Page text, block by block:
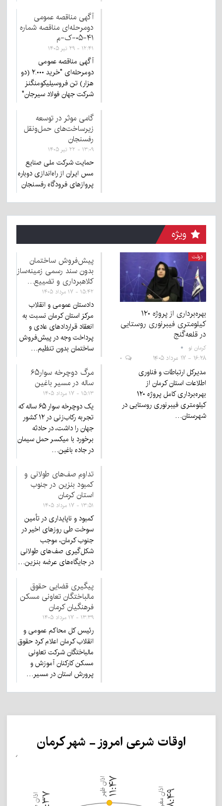
آگهی مناقصه عمومی
دومرحله‌ای مناقصه شماره
۴۱-۰۵-ک-م
۱۲:۴۱ - ۲۹ تیر ۱۴۰۵
آگهی مناقصه عمومی
دومرحله‌ای "خرید ۲.۰۰۰ (دو
هزار) تن فروسیلیکومنگنز
شرکت جهان فولاد سیرجان"
گامی موثر در توسعه
زیرساخت‌های حمل‌ونقل
رفسنجان
۱۳:۰۹ - ۲۲ تیر ۱۴۰۵
حمایت شرکت ملی صنایع
مس ایران از راه‌اندازی دوباره
پروازهای فرودگاه رفسنجان
ویژه
دولت
بهره‌برداری از پروژه ۱۲۰
کیلومتری فیبرنوری روستایی
در قلعه‌گنج
کرمان نو
۱۶:۲۸ - ۱۷ مرداد ۱۴۰۵
مدیرکل ارتباطات و فناوری
اطلاعات استان کرمان از
بهره‌برداری کامل پروژه ۱۲۰
کیلومتری فیبرنوری روستایی در
شهرستان…
پیش‌فروش ساختمان
بدون سند رسمی زمینه‌ساز
کلاهبرداری و تضییع…
۱۵:۴۲ - ۱۷ مرداد ۱۴۰۵
دادستان عمومی و انقلاب
مرکز استان کرمان نسبت به
انعقاد قراردادهای عادی و
پرداخت وجه در پیش‌فروش
ساختمان بدون تنظیم…
مرگ دوچرخه سوار۶۵
ساله در مسیر باغین
۱۵:۱۳ - ۱۷ مرداد ۱۴۰۵
یک دوچرخه سوار ۶۵ ساله که
تجربه رکاب‌زنی در ۱۲ کشور
جهان را داشت، در حادثه
برخورد با میکسر حمل سیمان
در جاده باغین…
تداوم صف‌های طولانی و
کمبود بنزین در جنوب
استان کرمان
۱۳:۵۱ - ۱۷ مرداد ۱۴۰۵
کمبود و ناپایداری در تأمین
سوخت طی روزهای اخیر در
جنوب کرمان، موجب
شکل‌گیری صف‌های طولانی
در جایگاه‌های عرضه بنزین…
پیگیری قضایی حقوق
مالباختگان تعاونی مسکن
فرهنگیان کرمان
۱۳:۳۹ - ۱۷ مرداد ۱۴۰۵
رئیس کل محاکم عمومی و
انقلاب کرمان اعلام کرد حقوق
مالباختگان شرکت تعاونی
مسکن کارکنان آموزش و
پرورش استان در مسیر…
اوقات شرعی امروز - شهر کرمان
۱۱:۴۷اذان ظهر
۱۸:۴۹اذان مغرب
۰۰:۰۰عنوان